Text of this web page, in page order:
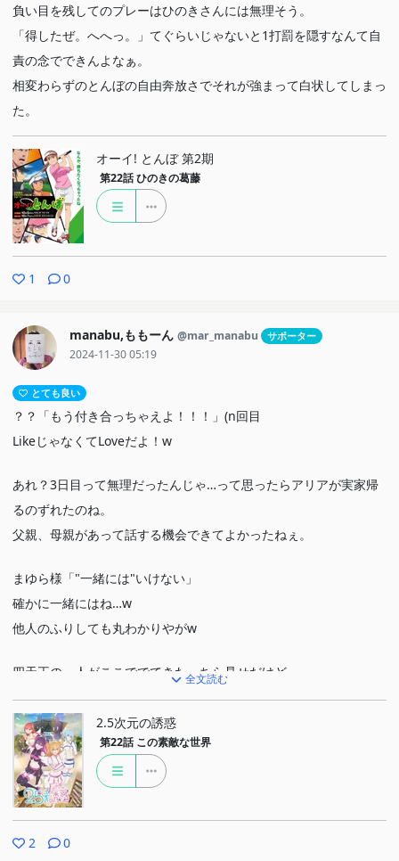
負い目を残してのプレーはひのきさんには無理そう。
「得したぜ。へへっ。」てぐらいじゃないと1打罰を隠すなんて自
責の念でできんよなぁ。
相変わらずのとんぼの自由奔放さでそれが強まって白状してしまっ
た。
オーイ! とんぼ 第2期
第22話 ひのきの葛藤
1 0
manabu,ももーん @mar_manabu サポーター
2024-11-30 05:19
とても良い
？？「もう付き合っちゃえよ！！！」(n回目
LikeじゃなくてLoveだよ！w
あれ？3日目って無理だったんじゃ…って思ったらアリアが実家帰
るのずれたのね。
父親、母親があって話する機会できてよかったねぇ。
まゆら様「"一緒には"いけない」
確かに一緒にはね…w
他人のふりしても丸わかりやがw
四天王の一人がここででてきた。ちら見せだけど。
衣装どころか体型までしっかりと整えて。キャラに合わせるってす
ごいな。
レイヤーさんはスタイル気にして保つ人おおいし、確かにキャラに
寄せるように肉体改造してる人みかけるもんな…すごいよ。
リリエルコスの海外の人！
全文読む
2.5次元の誘惑
第22話 この素敵な世界
2 0